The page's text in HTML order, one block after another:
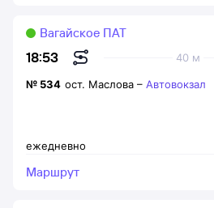
18:53 40 м
Вагайское ПАТ
ежедневно
№ 534 ост. Маслова – Автовокзал
Маршрут